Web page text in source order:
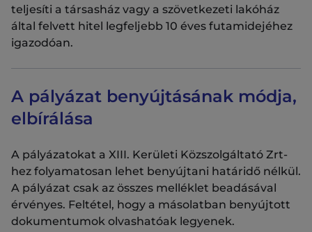
teljesíti a társasház vagy a szövetkezeti lakóház
által felvett hitel legfeljebb 10 éves futamidejéhez
igazodóan.
A pályázat benyújtásának módja,
elbírálása
A pályázatokat a XIII. Kerületi Közszolgáltató Zrt-
hez folyamatosan lehet benyújtani határidő nélkül.
A pályázat csak az összes melléklet beadásával
érvényes. Feltétel, hogy a másolatban benyújtott
dokumentumok olvashatóak legyenek.